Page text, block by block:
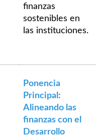
finanzas
sostenibles en
las instituciones.
Ponencia
Principal:
Alineando las
finanzas con el
Desarrollo